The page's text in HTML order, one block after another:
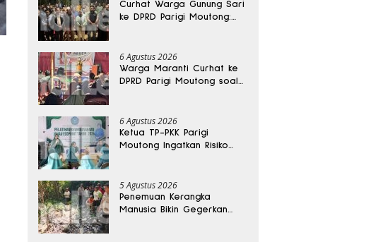
Curhat Warga Gunung Sari
ke DPRD Parigi Moutong:
6 Agustus 2026
Warga Maranti Curhat ke
DPRD Parigi Moutong soal
Bersalin
6 Agustus 2026
Ketua TP-PKK Parigi
Moutong Ingatkan Risiko
5 Agustus 2026
Penemuan Kerangka
Manusia Bikin Gegerkan